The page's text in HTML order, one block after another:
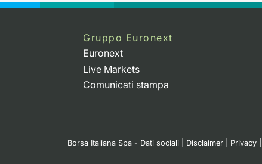
Gruppo Euronext
Euronext
Live Markets
Comunicati stampa
Borsa Italiana Spa - Dati sociali Disclaimer Privacy